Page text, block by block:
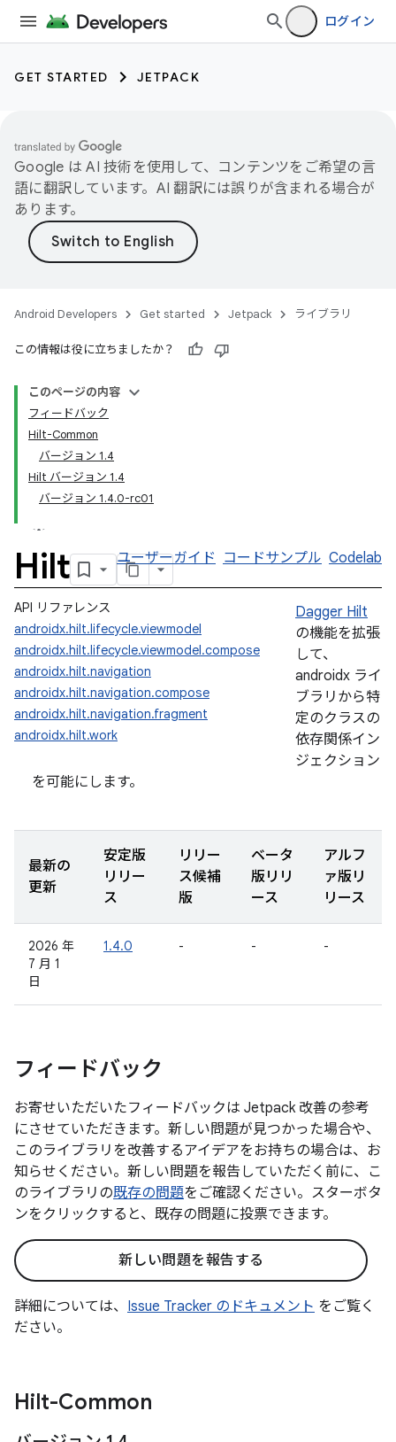
ログイン
GET STARTED JETPACK
Google は AI 技術を使用して、コンテンツをご希望の言
語に翻訳しています。AI 翻訳には誤りが含まれる場合が
あります。
Android Developers Get started Jetpack ライブラリ
この情報は役に立ちましたか？
このページの内容
フィードバック
Hilt-Common
バージョン 1.4
Hilt バージョン 1.4
バージョン 1.4.0-rc01
Hilt ユーザーガイド コードサンプル Codelab
API リファレンス
androidx.hilt.lifecycle.viewmodel
androidx.hilt.lifecycle.viewmodel.compose
androidx.hilt.navigation
androidx.hilt.navigation.compose
androidx.hilt.navigation.fragment
androidx.hilt.work
Dagger Hilt
の機能を拡張
して、
androidx ライ
ブラリから特
定のクラスの
依存関係イン
ジェクション
を可能にします。
最新の
更新
安定版
リリー
ス
リリー
ス候補
版
ベータ
版リリ
ース
アルフ
ァ版リ
リース
2026 年
7 月 1
日
1.4.0 - - -
フィードバック
お寄せいただいたフィードバックは Jetpack 改善の参考
にさせていただきます。新しい問題が見つかった場合や、
このライブラリを改善するアイデアをお持ちの場合は、お
知らせください。新しい問題を報告していただく前に、こ
のライブラリの既存の問題をご確認ください。スターボタ
ンをクリックすると、既存の問題に投票できます。
新しい問題を報告する
詳細については、 Issue Tracker のドキュメント をご覧く
ださい。
Hilt-Common